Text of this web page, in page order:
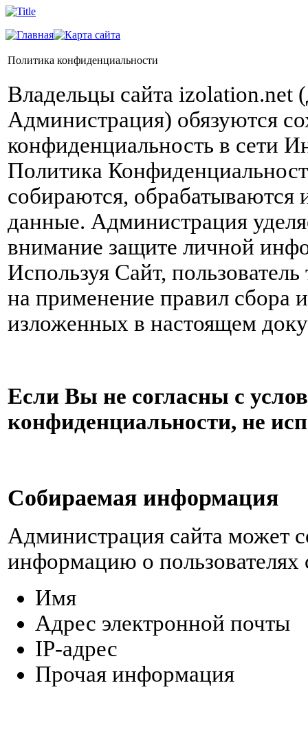
Политика конфиденциальности
Владельцы сайта izolation.net
Администрация) обязуются
конфиденциальность в сети
Политика
собираются,
данные. Администрация
внимание защите личной
Используя Сайт,
на применение правил сбора
изложенных в настоящем
Если Вы не согласны с
конфиденциальности, не
Собираемая информация
Администрация сайта может
информацию о пользователях
Имя
Адрес электронной почты
IP-адрес
Прочая информация